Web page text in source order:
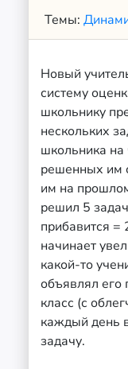
Темы:
Новый
систему
школьнику
нескольких
школьника на
решенных им
им на
решил 5
прибавится =
начинает
какой-то
объявлял его
класс (с
каждый день
задачу.